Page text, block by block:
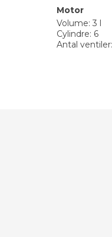
Motor
Volume: 3 l
Cylindre: 6
Antal